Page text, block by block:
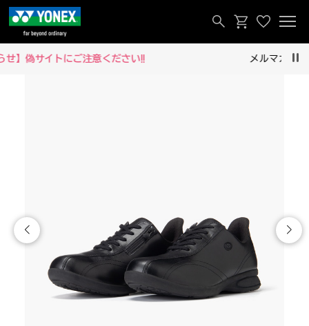
メルマガ登録でお得な情報をいち早くお届け！